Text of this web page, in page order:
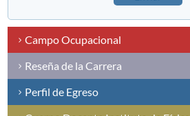
Campo Ocupacional
Reseña de la Carrera
Perfil de Egreso